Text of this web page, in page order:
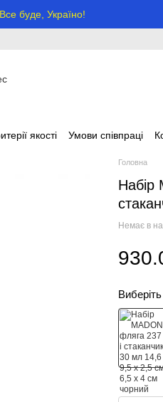
буде, Україно!
якості Умови співпраці
Головна
Набір
Немає в